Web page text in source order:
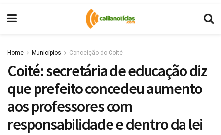
Home Municípios Conceição do Coité
Coité: secretária de educação diz
que prefeito concedeu aumento
aos professores com
responsabilidade e dentro da lei